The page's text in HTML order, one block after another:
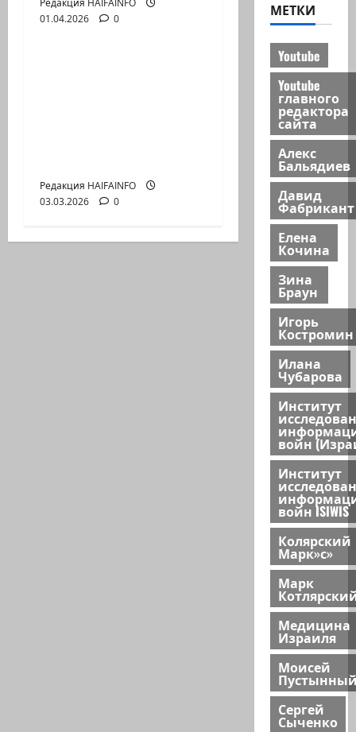
Редакция HAIFAINFO
01.04.2026
0
Видео
Редакция HAIFAINFO
03.03.2026
0
МЕТКИ
Youtube
Youtube
главного
редактора
сайта
Алекс
Бальядиев
Давид
Фабрикант
Елена
Кочина
Зина
Браун
Игорь
Костромин
Илана
Чубарова
Институт
войн
Институт
войн ISIWIS
Колярский
Марк»с»
Марк
Медицина
Израиля
Моисей
Сергей
Сыченко